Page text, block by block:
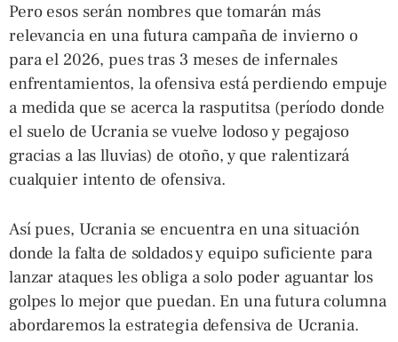
Pero esos serán nombres que tomarán más
relevancia en una futura campaña de invierno o
para el 2026, pues tras 3 meses de infernales
enfrentamientos, la ofensiva está perdiendo empuje
a medida que se acerca la rasputitsa (período donde
el suelo de Ucrania se vuelve lodoso y pegajoso
gracias a las lluvias) de otoño, y que ralentizará
cualquier intento de ofensiva.
Así pues, Ucrania se encuentra en una situación
donde la falta de soldados y equipo suficiente para
lanzar ataques les obliga a solo poder aguantar los
golpes lo mejor que puedan. En una futura columna
abordaremos la estrategia defensiva de Ucrania.